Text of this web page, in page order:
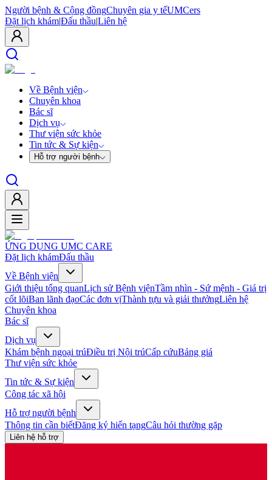
Người bệnh & Cộng đồngChuyên gia y tếUMCers
Đặt lịch khám|Đấu thầu|Liên hệ
Về Bệnh viện
Chuyên khoa
Bác sĩ
Dịch vụ
Thư viện sức khỏe
Tin tức & Sự kiện
Hỗ trợ người bệnh
ỨNG DỤNG UMC CARE
Đặt lịch khámĐấu thầu
Về Bệnh viện
Giới thiệu tổng quanLịch sử Bệnh việnTầm nhìn - Sứ mệnh - Giá trị
cốt lõiBan lãnh đạoCác đơn vịThành tựu và giải thưởngLiên hệ
Chuyên khoa
Bác sĩ
Dịch vụ
Khám bệnh ngoại trúĐiều trị Nội trúCấp cứuBảng giá
Thư viện sức khỏe
Tin tức & Sự kiện
Công tác xã hội
Hỗ trợ người bệnh
Thông tin cần biếtĐăng ký hiến tạngCâu hỏi thường gặp
Liên hệ hỗ trợ